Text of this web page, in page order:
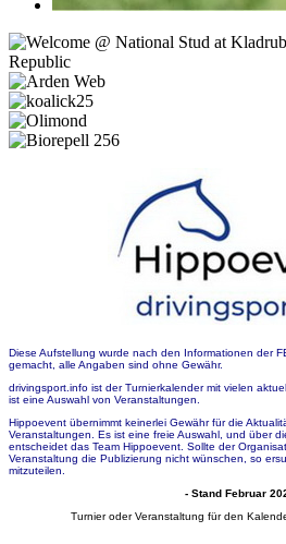
Diese Aufstellung wurde nach den Informationen der
gemacht, alle Angaben sind ohne Gewähr.
drivingsport.info ist der Turnierkalender mit vielen
ist eine Auswahl von Veranstaltungen.
Hippoevent übernimmt keinerlei Gewähr für die
Veranstaltungen. Es ist eine freie Auswahl, und über
entscheidet das Team Hippoevent. Sollte der
Veranstaltung die Publizierung nicht wünschen, so
mitzuteilen.
- Stand Februar
Turnier oder Veranstaltung für den